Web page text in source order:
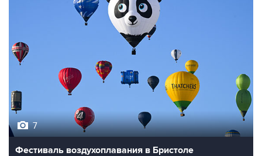
Фестиваль воздухоплавания в Бристоле